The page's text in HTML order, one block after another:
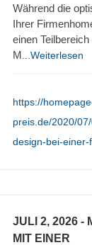
Während die
Ihrer
einen
M ...Weiterlesen
https://
preis.de/2020/
design-bei-
JULI 2, 2026 -
MIT EINER